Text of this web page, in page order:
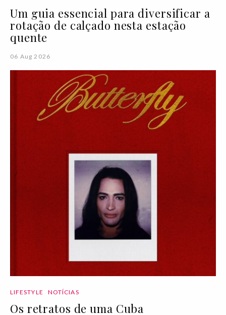
Um guia essencial para diversificar a
rotação de calçado nesta estação
quente
06 Aug 2026
LIFESTYLE NOTÍCIAS
Os retratos de uma Cuba